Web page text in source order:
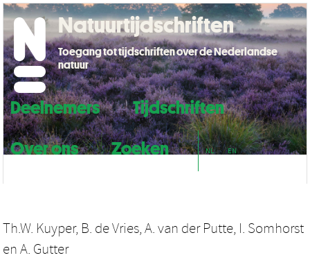
Deelnemers
Tijdschriften
Over ons
Zoeken NL EN
Natuurtijdschriften
Toegang tot tijdschriften over de Nederlandse
natuur
Th.W. Kuyper, B. de Vries,A. van der Putte, I. Somhorst
en A. Gutter